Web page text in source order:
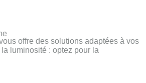
offre des solutions adaptées à vos
luminosité : optez pour la